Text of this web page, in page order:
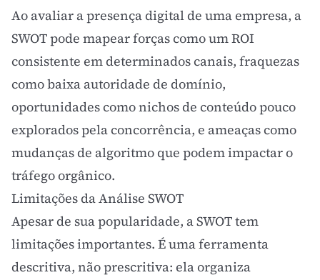
Ao avaliar a presença digital de uma empresa, a
SWOT pode mapear forças como umROI
consistente em determinados canais, fraquezas
como baixa autoridade de domínio,
oportunidades como nichos de conteúdopouco
explorados pela concorrência, e ameaças como
mudanças de algoritmo que podem impactar o
tráfego orgânico.
Limitações da Análise SWOT
Apesar de sua popularidade, a SWOT tem
limitações importantes. É uma ferramenta
descritiva, não prescritiva: ela organiza